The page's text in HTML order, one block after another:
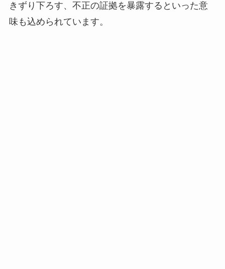
きずり下ろす、不正の証拠を暴露するといった意
味も込められています。